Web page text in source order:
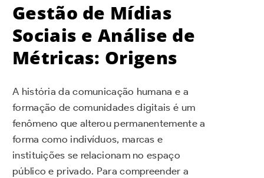
Gestão de Mídias
Sociais e Análise de
Métricas: Origens
A história da comunicação humana e a
formação de comunidades digitais é um
fenômeno que alterou permanentemente a
forma como indivíduos, marcas e
instituições se relacionam no espaço
público e privado. Para compreender a